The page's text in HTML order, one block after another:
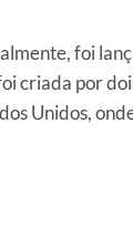
foi
criada por
Unidos,